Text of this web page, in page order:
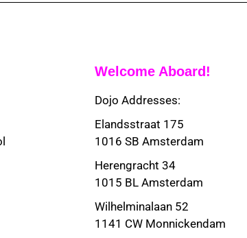
Welcome Aboard!
Dojo Addresses:
Elandsstraat 175
1016 SB Amsterdam
Herengracht 34
1015 BL Amsterdam
Wilhelminalaan 52
1141 CW Monnickendam